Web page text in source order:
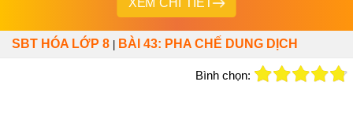
XEM CHI TIẾT
SBT HÓA LỚP 8 BÀI 43: PHA CHẾ DUNG DỊCH
Bình chọn: